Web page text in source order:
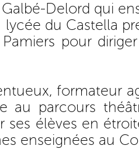
Delord qui
du Castella
pour
formateur
au parcours
ses élèves en
enseignées au